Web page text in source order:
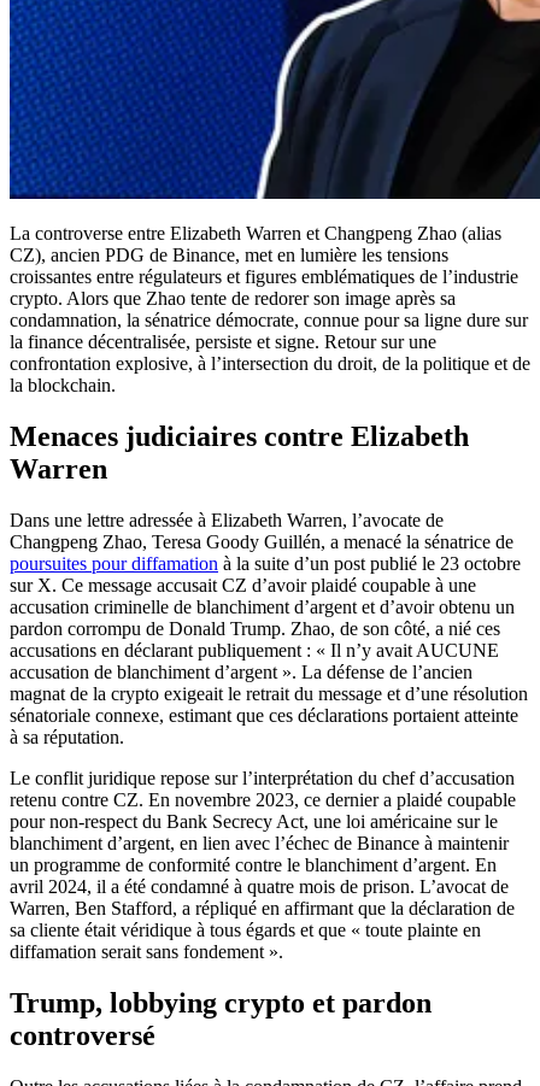
La controverse entre Elizabeth Warren et Changpeng Zhao (alias
CZ), ancien PDG de Binance, met en lumière les tensions
croissantes entre régulateurs et figures emblématiques de l’industrie
crypto. Alors que Zhao tente de redorer son image après sa
condamnation, la sénatrice démocrate, connue pour sa ligne dure sur
la finance décentralisée, persiste et signe. Retour sur une
confrontation explosive, à l’intersection du droit, de la politique et de
la blockchain.
Menaces judiciaires contre Elizabeth
Warren
Dans une lettre adressée à Elizabeth Warren, l’avocate de
Changpeng Zhao, Teresa Goody Guillén, a menacé la sénatrice de
poursuites pour diffamation à la suite d’un post publié le 23 octobre
sur X. Ce message accusait CZ d’avoir plaidé coupable à une
accusation criminelle de blanchiment d’argent et d’avoir obtenu un
pardon corrompu de Donald Trump. Zhao, de son côté, a nié ces
accusations en déclarant publiquement : « Il n’y avait AUCUNE
accusation de blanchiment d’argent ». La défense de l’ancien
magnat de la crypto exigeait le retrait du message et d’une résolution
sénatoriale connexe, estimant que ces déclarations portaient atteinte
à sa réputation.
Le conflit juridique repose sur l’interprétation du chef d’accusation
retenu contre CZ. En novembre 2023, ce dernier a plaidé coupable
pour non-respect du Bank Secrecy Act, une loi américaine sur le
blanchiment d’argent, en lien avec l’échec de Binance à maintenir
un programme de conformité contre le blanchiment d’argent. En
avril 2024, il a été condamné à quatre mois de prison. L’avocat de
Warren, Ben Stafford, a répliqué en affirmant que la déclaration de
sa cliente était véridique à tous égards et que « toute plainte en
diffamation serait sans fondement ».
Trump, lobbying crypto et pardon
controversé